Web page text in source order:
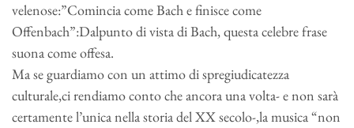
velenose:”Comincia come Bach e finisce come
Offenbach”:Dalpunto di vista di Bach, questa celebre frase
suona come offesa.
Ma se guardiamo con un attimo di spregiudicatezza
culturale,ci rendiamo conto che ancora una volta- e non sarà
certamente l’unica nella storia del XX secolo-,la musica “non